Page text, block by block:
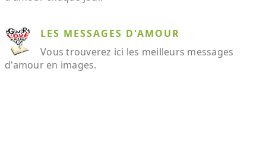
LES MESSAGES D'AMOUR
Vous trouverez ici les meilleurs messages
d'amour en images.